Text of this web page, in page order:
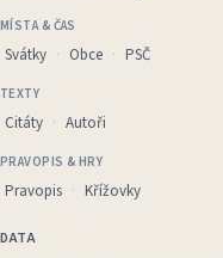
MÍSTA & ČAS
Svátky Obce PSČ
TEXTY
Citáty Autoři
PRAVOPIS & HRY
Pravopis Křížovky
DATA